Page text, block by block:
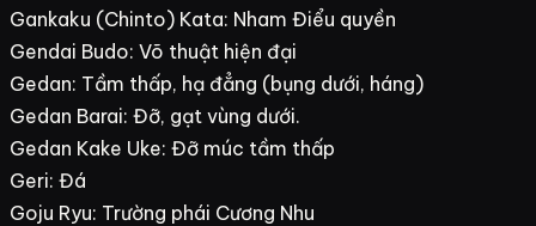
Gankaku (Chinto) Kata: Nham Điểu quyền
Gendai Budo: Võ thuật hiện đại
Gedan: Tầm thấp, hạ đẳng (bụng dưới, háng)
Gedan Barai: Đỡ, gạt vùng dưới.
Gedan Kake Uke: Đỡ múc tầm thấp
Geri: Đá
Goju Ryu: Trường phái Cương Nhu